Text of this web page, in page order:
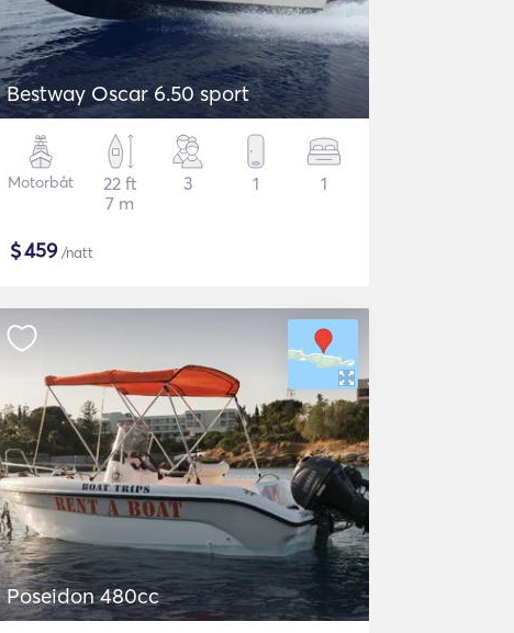
Bestway Oscar 6.50 sport
Motorbåt
22 ft
7 m
3 1 1
$459/natt
Poseidon 480cc